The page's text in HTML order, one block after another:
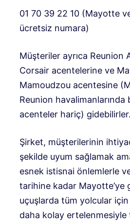
01 70 39 22 10 (Mayotte
ücretsiz numara)
Müşteriler ayrıca Reunion
Corsair acentelerine ve
Mamoudzou acentesine
Reunion havalimanlarında
acenteler hariç) gidebilirler.
Şirket, müşterilerinin
şekilde uyum sağlamak
esnek istisnai önlemlerle
tarihine kadar Mayotte’ye
uçuşlarda tüm yolcular
daha kolay ertelenmesiyle